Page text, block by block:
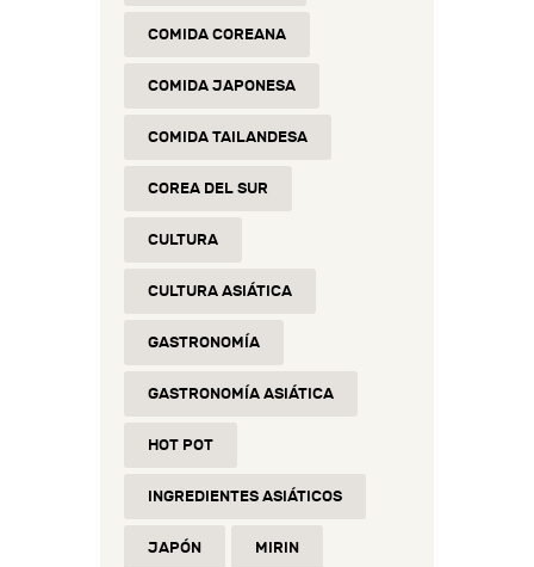
COMIDA COREANA
COMIDA JAPONESA
COMIDA TAILANDESA
COREA DEL SUR
CULTURA
CULTURA ASIÁTICA
GASTRONOMÍA
GASTRONOMÍA ASIÁTICA
HOT POT
INGREDIENTES ASIÁTICOS
JAPÓN MIRIN